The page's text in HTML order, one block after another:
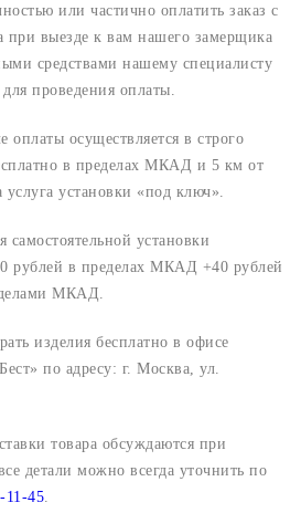
или частично оплатить заказ с
выезде к вам нашего замерщика
средствами нашему специалисту
проведения оплаты.
оплаты осуществляется в строго
в пределах МКАД и 5 км от
установки «под ключ».
самостоятельной установки
рублей в пределах МКАД +40 рублей
МКАД.
изделия бесплатно в офисе
по адресу: г. Москва, ул.
товара обсуждаются при
детали можно всегда уточнить по
11-45